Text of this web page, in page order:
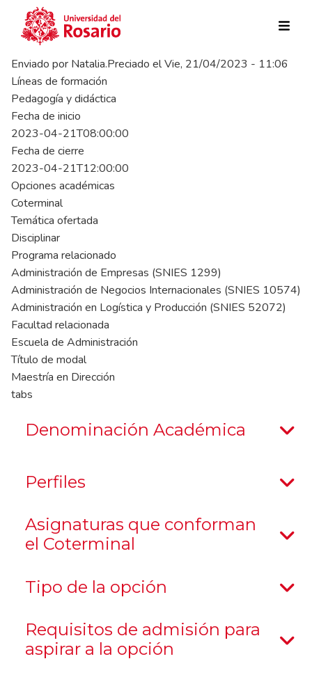
Pasar al contenido principal
Enviado por Natalia.Preciado elVie, 21/04/2023 - 11:06
Líneas de formación
Pedagogía y didáctica
Fecha de inicio
2023-04-21T08:00:00
Fecha de cierre
2023-04-21T12:00:00
Opciones académicas
Coterminal
Temática ofertada
Disciplinar
Programa relacionado
Administración de Empresas (SNIES 1299)
Administración de Negocios Internacionales (SNIES 10574)
Administración en Logística y Producción (SNIES 52072)
Facultad relacionada
Escuela de Administración
Título de modal
Maestría en Dirección
tabs
Denominación Académica
Perfiles
Asignaturas que conforman
el Coterminal
Tipo de la opción
Requisitos de admisión para
aspirar a la opción